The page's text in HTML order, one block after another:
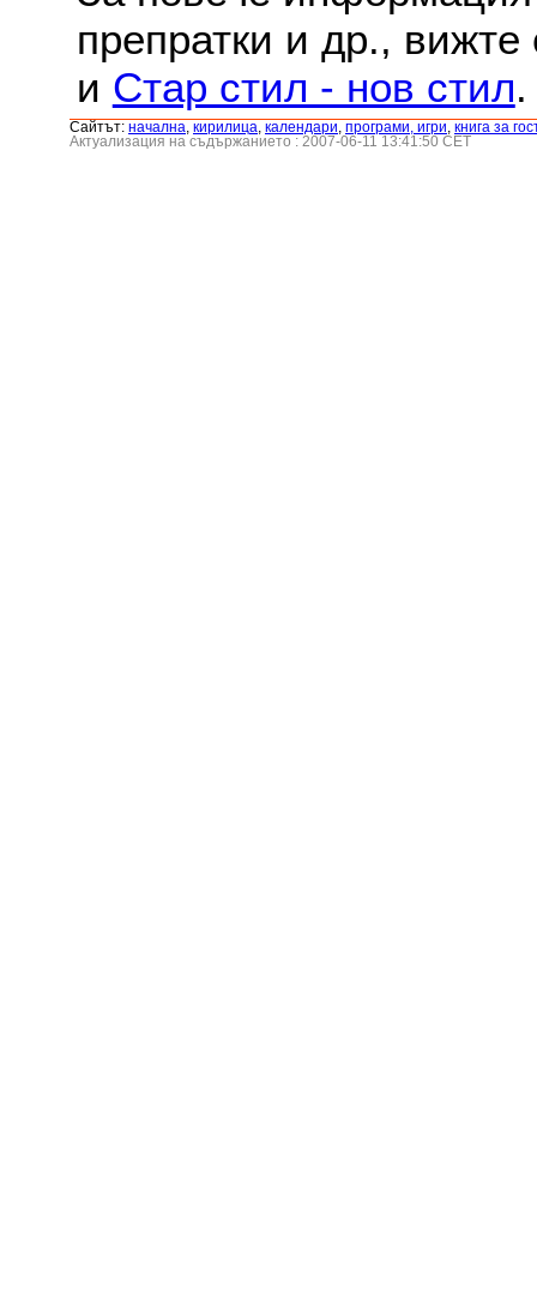
препратки и др.,
и Стар стил - нов стил.
Сайтът: началнa кирилица календари програми, игри книга за
Актуализация на съдържанието : 2007-06-11 13:41:50 CET